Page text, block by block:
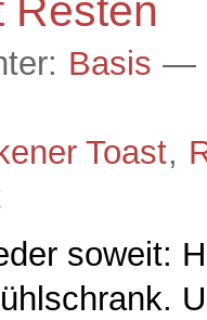
Resten
Basis —
Toast,
soweit: